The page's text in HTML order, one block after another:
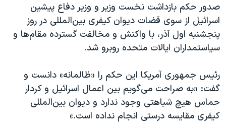
دادگاه حمید نوری
چهل سال گروگان‌گیری
قانون شفافیت دارائی کادر رهبری ایران
اسرائیل در جنگ
نرگس محمدی برنده جایزه نوبل صلح
همایش محافظه‌کاران آمریکا «سی‌پک»
صدور حکم بازداشت نخست ‌وزیر و وزیر دفاع پیشین
اسرائیل از سوی قضات دیوان کیفری بین‌المللی در روز
پنجشنبه اول آذر، با واکنش و مخالفت گسترده مقام‌ها و
سیاستمداران ایالات متحده روبرو شد.
رئیس جمهوری آمریکا این حکم را «ظالمانه» دانست و
گفت: «به صراحت می‌گویم بین اعمال اسرائیل و کردار
حماس هیچ شباهتی وجود ندارد و دیوان بین‌المللی
کیفری مقایسه درستی انجام نداده است.»